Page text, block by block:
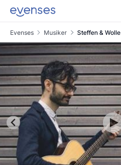
Evenses Musiker Steffen & Wolle